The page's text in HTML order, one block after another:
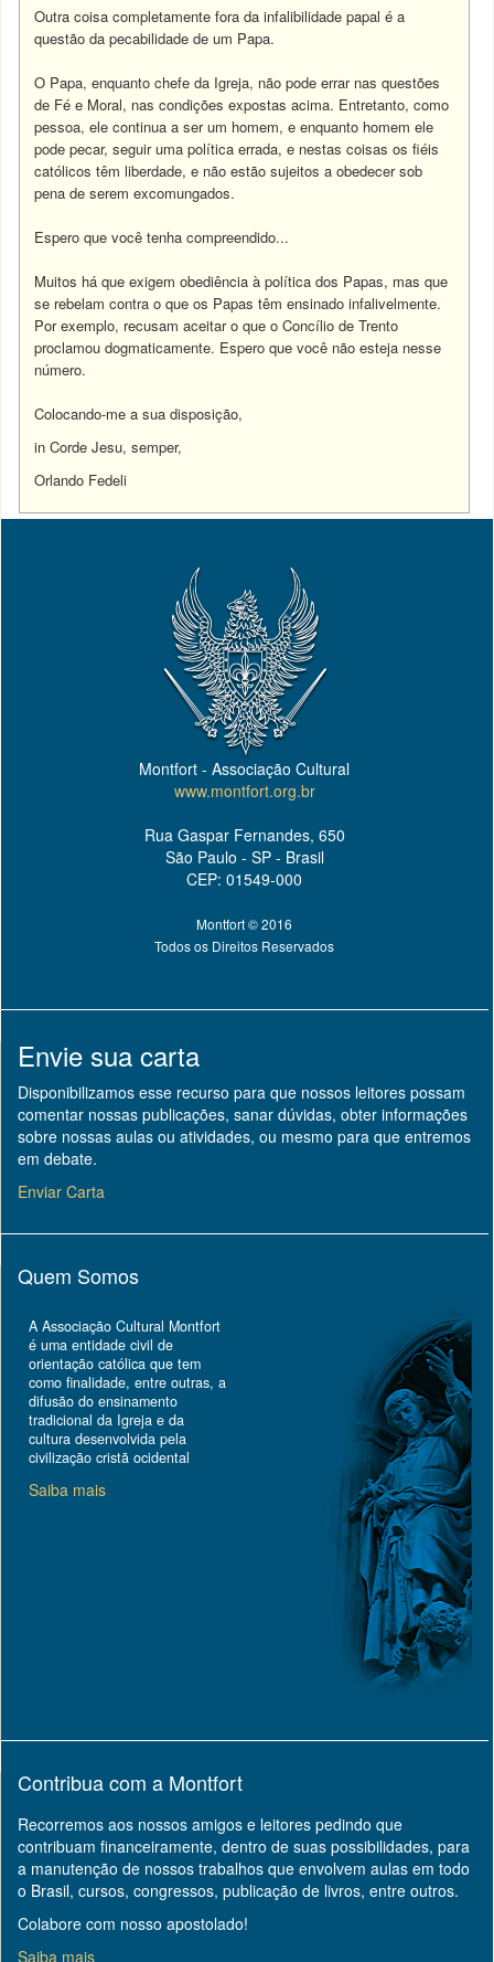
Outra coisa completamente fora da infalibilidade papal é a
questão da pecabilidade de um Papa.
O Papa, enquanto chefe da Igreja, não pode errar nas questões
de Fé e Moral, nas condições expostas acima. Entretanto, como
pessoa, ele continua a ser um homem, e enquanto homem ele
pode pecar, seguir uma política errada, e nestas coisas os fiéis
católicos têm liberdade, e não estão sujeitos a obedecer sob
pena de serem excomungados.
Espero que você tenha compreendido...
Muitos há que exigem obediência à política dos Papas, mas que
se rebelam contra o que os Papas têm ensinado infalivelmente.
Por exemplo, recusam aceitar o que o Concílio de Trento
proclamou dogmaticamente. Espero que você não esteja nesse
número.
Colocando-me a sua disposição,
in Corde Jesu, semper,
Orlando Fedeli
Montfort - Associação Cultural
www.montfort.org.br
Rua Gaspar Fernandes, 650
São Paulo - SP - Brasil
CEP: 01549-000
Montfort © 2016
Todos os Direitos Reservados
Envie sua carta
Disponibilizamos esse recurso para que nossos leitores possam
comentar nossas publicações, sanar dúvidas, obter informações
sobre nossas aulas ou atividades, ou mesmo para que entremos
em debate.
Enviar Carta
Quem Somos
A Associação Cultural Montfort
é uma entidade civil de
orientação católica que tem
como finalidade, entre outras, a
difusão do ensinamento
tradicional da Igreja e da
cultura desenvolvida pela
civilização cristã ocidental
Saiba mais
Contribua com a Montfort
Recorremos aos nossos amigos e leitores pedindo que
contribuam financeiramente, dentro de suas possibilidades, para
a manutenção de nossos trabalhos que envolvem aulas em todo
o Brasil, cursos, congressos, publicação de livros, entre outros.
Colabore com nosso apostolado!
Saiba mais